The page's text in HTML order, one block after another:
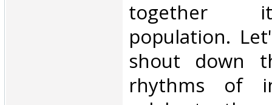
together
population.
shout down
rhythms of